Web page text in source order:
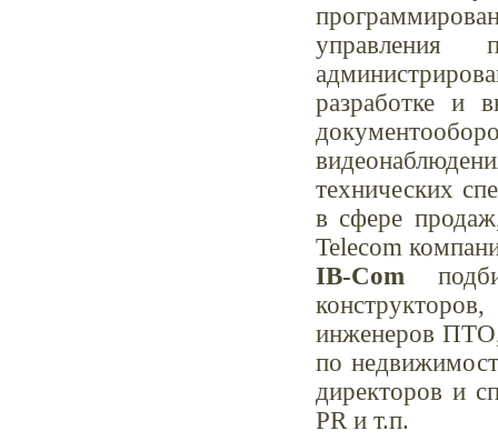
управления
разработке и
технических
в сфере
Telecom
IB-Com
инженеров ПТО,
по
директоров и
PR и т.п.